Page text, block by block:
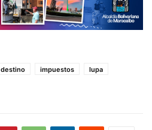
destino impuestos
lupa